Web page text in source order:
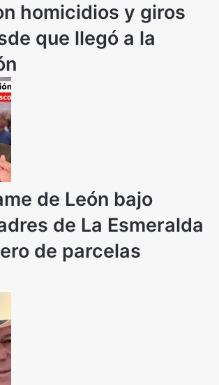
homicidios y giros
que llegó a la
de León bajo
de La Esmeralda
de parcelas